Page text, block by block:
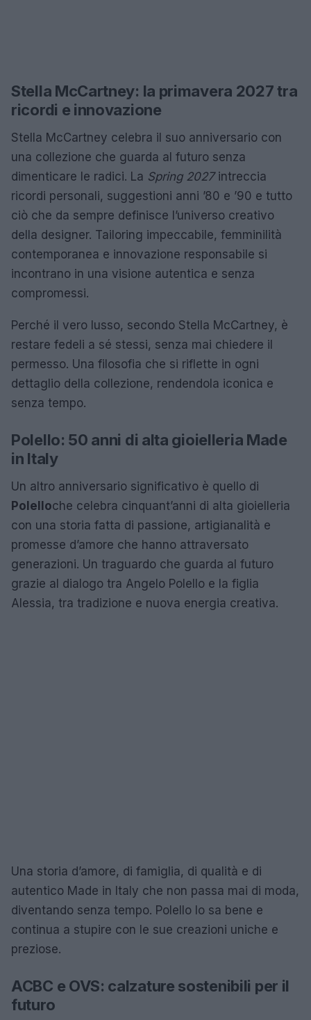
Stella McCartney: la primavera 2027 tra
ricordi e innovazione
Stella McCartney celebra il suo anniversario con
una collezione che guarda al futuro senza
dimenticare le radici. La Spring 2027intreccia
ricordi personali, suggestioni anni ’80 e ’90 e tutto
ciò che da sempre definisce l’universo creativo
della designer. Tailoring impeccabile, femminilità
contemporanea e innovazione responsabile si
incontrano in una visione autentica e senza
compromessi.
Perché il vero lusso, secondo Stella McCartney, è
restare fedeli a sé stessi, senza mai chiedere il
permesso. Una filosofia che si riflette in ogni
dettaglio della collezione, rendendola iconica e
senza tempo.
Polello: 50 anni di alta gioielleria Made
in Italy
Un altro anniversario significativo è quello di
Polelloche celebra cinquant’anni di alta gioielleria
con una storia fatta di passione, artigianalità e
promesse d’amore che hanno attraversato
generazioni. Un traguardo che guarda al futuro
grazie al dialogo tra Angelo Polello e la figlia
Alessia, tra tradizione e nuova energia creativa.
Una storia d’amore, di famiglia, di qualità e di
autentico Made in Italy che non passa mai di moda,
diventando senza tempo. Polello lo sa bene e
continua a stupire con le sue creazioni uniche e
preziose.
ACBC e OVS: calzature sostenibili per il
futuro